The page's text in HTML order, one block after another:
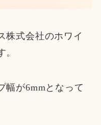
株式会社のホワイ
幅が6mmとなって